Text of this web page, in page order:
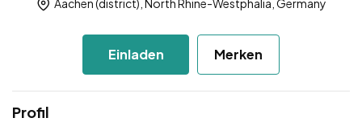
Aachen (district), North Rhine-Westphalia, Germany
Einladen Merken
Profil